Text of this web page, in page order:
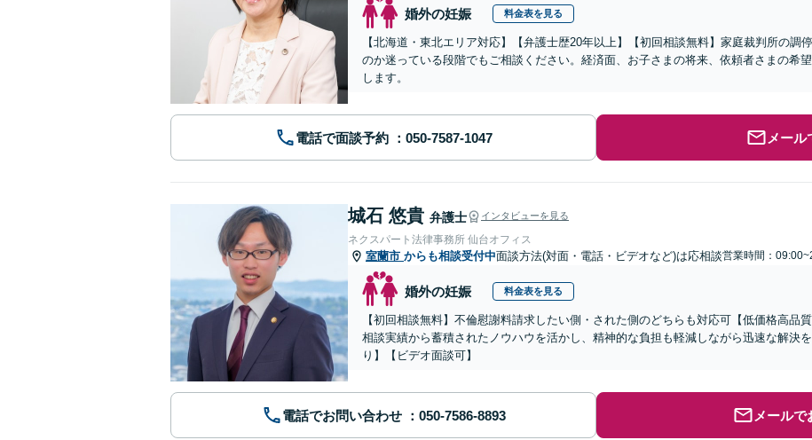
婚外の妊娠 料金表を見る
【北海道・東北エリア対応】【弁護士歴20年以上】【初回相談無料】家庭裁判所の調
のか迷っている段階でもご相談ください。経済面、お子さまの将来、依頼者さまの希
します。
電話で面談予約 メール
城石 悠貴 弁護士 インタビューを見る
ネクスパート法律事務所 仙台オフィス
室蘭市 からも相談受付中面談方法(対面・電話・ビデオなど)は応相談営業時間：
婚外の妊娠 料金表を見る
【初回相談無料】不倫慰謝料請求したい側・された側のどちらも対応可【低価格高品
相談実績から蓄積されたノウハウを活かし、精神的な負担も軽減しながら迅速な解決
り】【ビデオ面談可】
電話でお問い合わせ メールで